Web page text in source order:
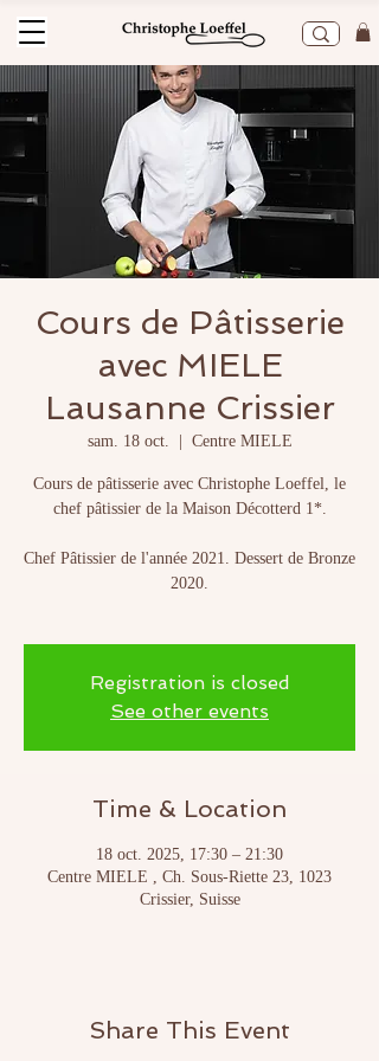
Cours de Pâtisserie
avec MIELE
Lausanne Crissier
sam. 18 oct.
  |
Centre MIELE
Cours de pâtisserie avec Christophe Loeffel, le
chef pâtissier de la Maison Décotterd 1*.
Chef Pâtissier de l'année 2021. Dessert de Bronze
2020.
Registration is closed
See other events
Time & Location
18 oct. 2025, 17:30 – 21:30
Centre MIELE , Ch. Sous-Riette 23, 1023
Crissier, Suisse
Share This Event